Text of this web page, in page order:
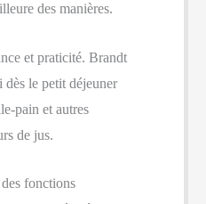
des manières.
et praticité. Brandt
dès le petit déjeuner
pain et autres
de jus.
fonctions